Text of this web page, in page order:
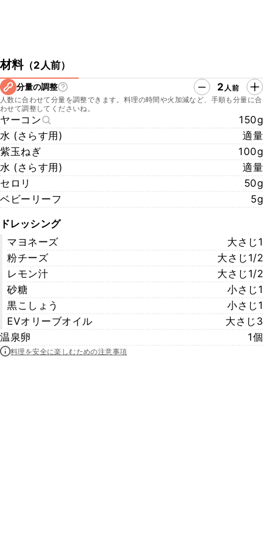
材料（2人前）
分量の調整 2 人前
人数に合わせて分量を調整できます。料理の時間や火加減など、手順も分量に合
わせて調整してくださいね。
ヤーコン
150g
水 (さらす用)
適量
紫玉ねぎ
100g
水 (さらす用)
適量
セロリ
50g
ベビーリーフ
5g
ドレッシング
マヨネーズ
大さじ1
粉チーズ
大さじ1/2
レモン汁
大さじ1/2
砂糖
小さじ1
黒こしょう
小さじ1
EVオリーブオイル
大さじ3
温泉卵
1個
料理を安全に楽しむための注意事項